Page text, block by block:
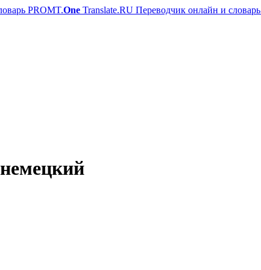
PROMT.One Translate.RU Переводчик онлайн и словарь